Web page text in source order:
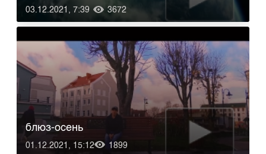
03.12.2021, 7:39 3672
01.12.2021, 15:12 1899
блюз-осень